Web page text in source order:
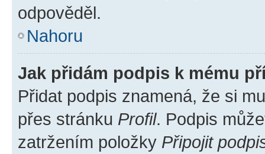
odpověděl.
Nahoru
Jak přidám podpis k mému
Přidat podpis znamená, že si
přes stránku Profil. Podpis
zatržením položky Připojit